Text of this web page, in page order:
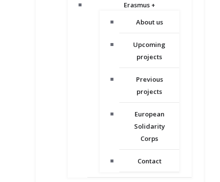
Erasmus +
About us
Upcoming
projects
Previous
projects
European
Solidarity
Corps
Contact